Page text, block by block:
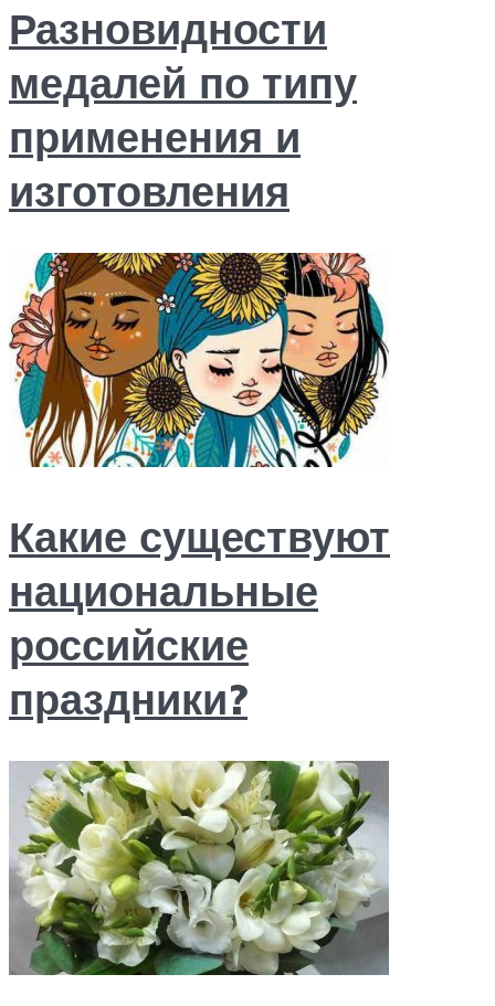
Разновидности
медалей по типу
применения и
изготовления
Какие существуют
национальные
российские
праздники?